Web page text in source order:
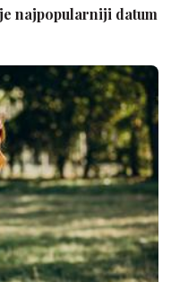
najpopularniji datum